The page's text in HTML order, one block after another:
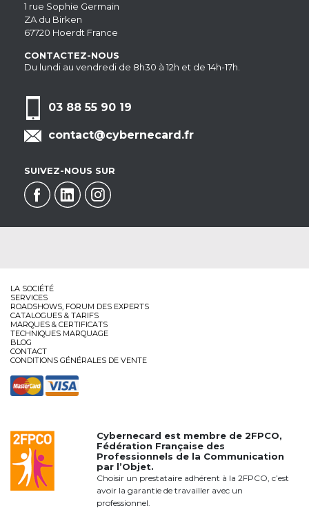
1 rue Sophie Germain
ZA du Birken
67720 Hoerdt France
CONTACTEZ-NOUS
Du lundi au vendredi de 8h30 à 12h et de 14h-17h.
03 88 55 90 19
contact@cybernecard.fr
SUIVEZ-NOUS SUR
LA SOCIÉTÉ
SERVICES
ROADSHOWS, FORUM DES EXPERTS
CATALOGUES & TARIFS
MARQUES & CERTIFICATS
TECHNIQUES MARQUAGE
BLOG
CONTACT
CONDITIONS GÉNÉRALES DE VENTE
Cybernecard est membre de2FPCO,
Fédération Française des
Professionnels de la Communication
par l’Objet.
Choisir un prestataire adhérent à la 2FPCO, c’est
avoir la garantie de travailler avec un
professionnel.